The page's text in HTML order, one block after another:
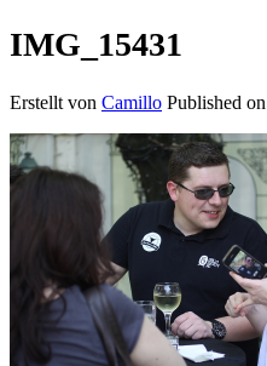
IMG_15431
Erstellt von Camillo Published on